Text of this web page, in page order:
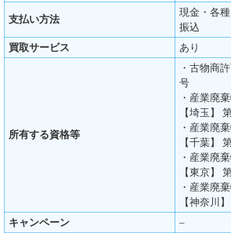
支払い方法
現金・各
振込
買取サービス
あり
所有する資格等
・古物商
号
・産業廃
【埼玉】
・産業廃
【千葉】
・産業廃
【東京】
・産業廃
【神奈川
キャンペーン
–